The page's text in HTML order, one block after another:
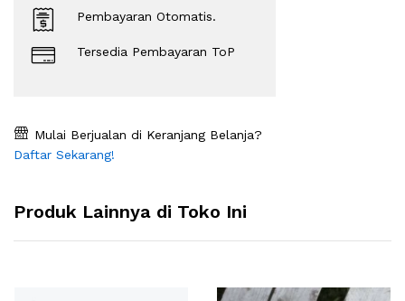
Pembayaran Otomatis.
Tersedia Pembayaran ToP
Mulai Berjualan di Keranjang Belanja?
Daftar Sekarang!
Produk Lainnya di Toko Ini